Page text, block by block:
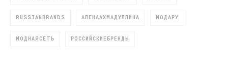
RUSSIANBRANDS АЛЕНААХМАДУЛЛИНА МОДАРУ
МОДНАЯСЕТЬ РОССИЙСКИЕБРЕНДЫ